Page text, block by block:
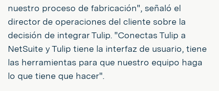
nuestro proceso de fabricación", señaló el
director de operaciones del cliente sobre la
decisión de integrar Tulip. "Conectas Tulip a
NetSuite y Tulip tiene la interfaz de usuario, tiene
las herramientas para que nuestro equipo haga
lo que tiene que hacer".